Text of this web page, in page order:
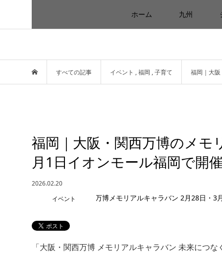
ホーム 九州
すべての記事 イベント ,福岡 ,子育て 福岡｜大
福岡｜大阪・関西万博のメ
月1日イオンモール福岡で開
2026.02.20
イベント
「大阪・関西万博 メモリアルキャラバン 未来につ